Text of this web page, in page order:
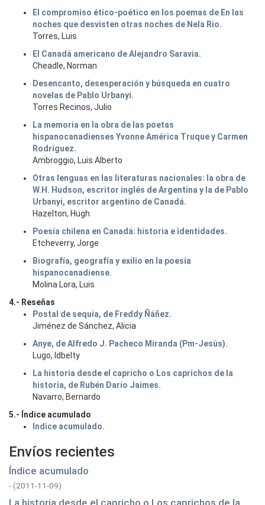
El compromiso ético-poético en los poemas de En las
noches que desvisten otras noches de Nela Rio.
Torres, Luis
El Canadá americano de Alejandro Saravia.
Cheadle, Norman
Desencanto, desesperación y búsqueda en cuatro
novelas de Pablo Urbanyi.
Torres Recinos, Julio
La memoria en la obra de las poetas
hispanocanadienses Yvonne América Truque y Carmen
Rodríguez.
Ambroggio, Luis Alberto
Otras lenguas en las literaturas nacionales: la obra de
W.H. Hudson, escritor inglés de Argentina y la de Pablo
Urbanyi, escritor argentino de Canadá.
Hazelton, Hugh
Poesía chilena en Canadá: historia e identidades.
Etcheverry, Jorge
Biografía, geografía y exilio en la poesía
hispanocanadiense.
Molina Lora, Luis
4.- Reseñas
Postal de sequía, de Freddy Ñáñez.
Jiménez de Sánchez, Alicia
Anye, de Alfredo J. Pacheco Miranda (Pm-Jesús).
Lugo, Idbelty
La historia desde el capricho o Los caprichos de la
historia, de Rubén Darío Jaimes.
Navarro, Bernardo
5.- Índice acumulado
Indice acumulado.
Envíos recientes
Índice acumulado
-(2011-11-09)
La historia desde el capricho o Los caprichos de la